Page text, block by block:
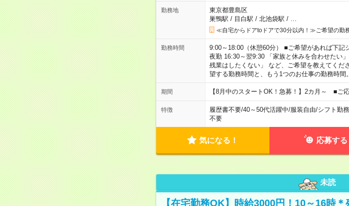
勤務地
東京都豊島区
巣鴨駅 / 目白駅 / 北池袋駅 /
≪自宅からドアtoドアで30分以内！≫ご希望の勤務
勤務時間
9:00～18:00（休憩60分） ■ご希望があれば下
夜勤 16:30～翌9:30 「家族と休みを合わせたい
残業はしたくない」 など、ご希望を教えてく
望する勤務時間と、もう1つのお仕事の勤務時間
期間 【8月中のスタートOK！急募！】2カ月～ ■ご
特徴 履歴書不要/40～50代活躍中/服装自由/シフト勤務
不要
気になる！ 応募する
未読
【在宅勤務OK】時給3000円！10～16時